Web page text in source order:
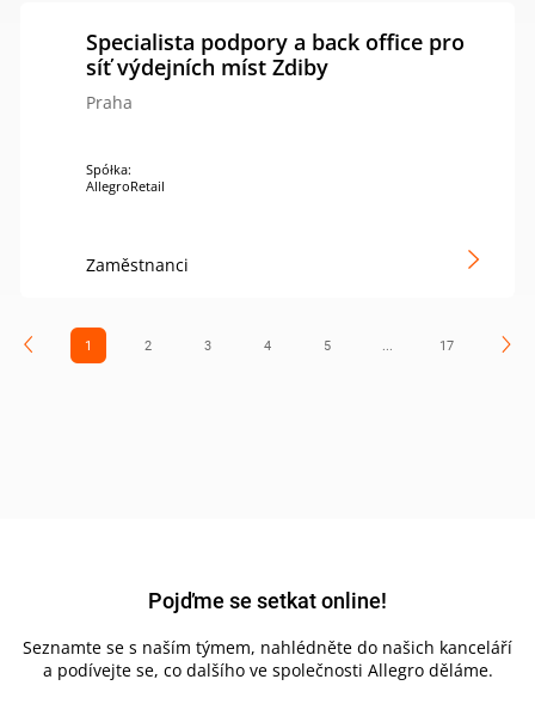
Specialista podpory a back office pro
síť výdejních míst Zdiby
Praha
Spółka:
AllegroRetail
Zaměstnanci
1 2 3 4 5 17
Pojďme se setkat online!
Seznamte se s naším týmem, nahlédněte do našich kanceláří
a podívejte se, co dalšího ve společnosti Allegro děláme.